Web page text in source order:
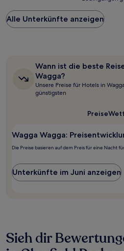
Preis
pro
Nacht,
24 Stunden
Aufenthalt
2 Erwachsenen
wurde.
und
Verfügbarkeiten
zusätzliche
Bedingungen
gelten.
Alle Unterkünfte anzeigen
Wann
ist
die
beste
Reisezeit
Wann ist die beste
Wagga?
Unsere Preise für Hotels in
günstigsten
Preise
Wagga Wagga:
Die Preise basieren auf dem Preis für eine Nacht
Unterkünfte im Juni anzeigen
Sieh dir